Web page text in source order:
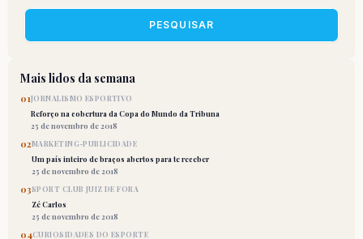
PESQUISAR
Mais lidos da semana
01JORNALISMO ESPORTIVO
Reforço na cobertura da Copa do Mundo da Tribuna
25 de novembro de 2018
02MARKETING-PUBLICIDADE
Um país inteiro de braços abertos para te receber
25 de novembro de 2018
03SPORT CLUB JUIZ DE FORA
Zé Carlos
25 de novembro de 2018
04CURIOSIDADES DO ESPORTE